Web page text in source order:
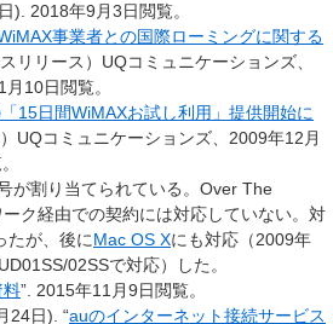
). 2018年9月3日閲覧。
事業者との国際ローミングに関する
リリース）UQコミュニケーションズ、
月10日閲覧。
15日間WiMAXお試し利用」提供開始に
UQコミュニケーションズ、2009年12月
。
が割り当てられている。Over The
ク経由での契約には対応していない。対
たが、後にMac OS Xにも対応（2009年
02SSで対応）した。
料”. 2015年11月9日閲覧。
24日). “auのインターネット接続サービス